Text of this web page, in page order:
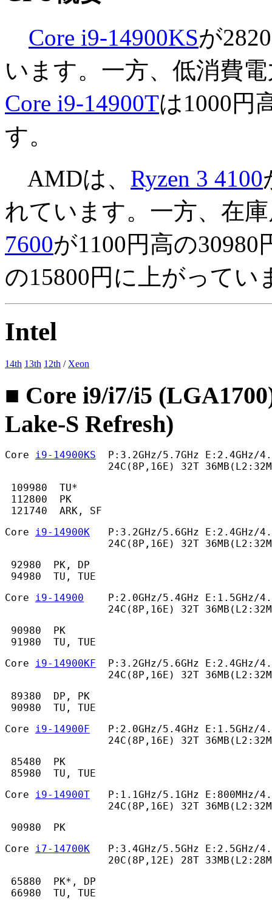
Core i9-14900KSが
います。一方、低消費
Core i9-14900Tは1000円
す。
AMDは、 Ryzen 3 4100
れています。一方、在
7600が1100円高の30980
の15800円に上がってい
Intel
14th 13th 12th / Xeon
■ Core i9/i7/i5
Lake-S Refresh)
Core i9-14900KS
P:3.2GHz/5.7GHz E:2.4GHz/
24C(8P,16E) 32T
109980  TU*
112800  PK
121740  ARK, SF
Core i9-14900K
P:3.2GHz/5.6GHz E:2.4GHz/
24C(8P,16E) 32T
92980  PK, DP
94980  TU, TUE
Core i9-14900
P:2.0GHz/5.4GHz E:1.5GHz/
24C(8P,16E) 32T
90980  PK
91980  TU, TUE
Core i9-14900KF
P:3.2GHz/5.6GHz E:2.4GHz/
24C(8P,16E) 32T
89380  DP, PK
90980  TU, TUE
Core i9-14900F
P:2.0GHz/5.4GHz E:1.5GHz/
24C(8P,16E) 32T
85480  PK
85980  TU, TUE
Core i9-14900T
P:1.1GHz/5.1GHz E:800MHz/
24C(8P,16E) 32T
90980  PK
Core i7-14700K
P:3.4GHz/5.5GHz E:2.5GHz/
20C(8P,12E) 28T
65880  PK*, DP
66980  TU, TUE